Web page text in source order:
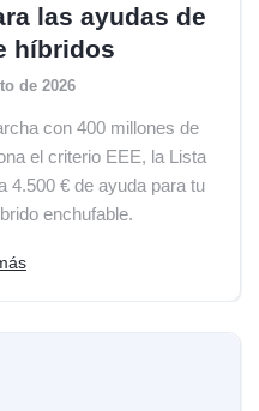
las ayudas de
híbridos
de 2026
con 400 millones de
el criterio EEE, la Lista
4.500 € de ayuda para tu
enchufable.